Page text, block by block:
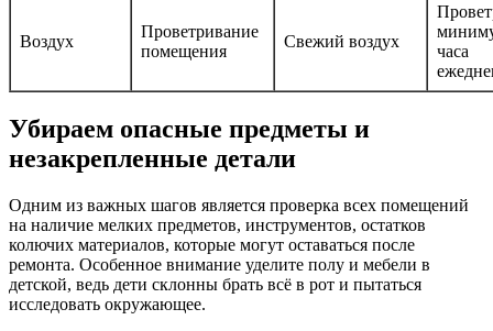
Воздух
Проветривание
помещения
Свежий воздух
часа
Убираем опасные предметы и
незакрепленные детали
Одним из важных шагов является проверка всех помещений
на наличие мелких предметов, инструментов, остатков
колючих материалов, которые могут оставаться после
ремонта. Особенное внимание уделите полу и мебели в
детской, ведь дети склонны брать всё в рот и пытаться
исследовать окружающее.